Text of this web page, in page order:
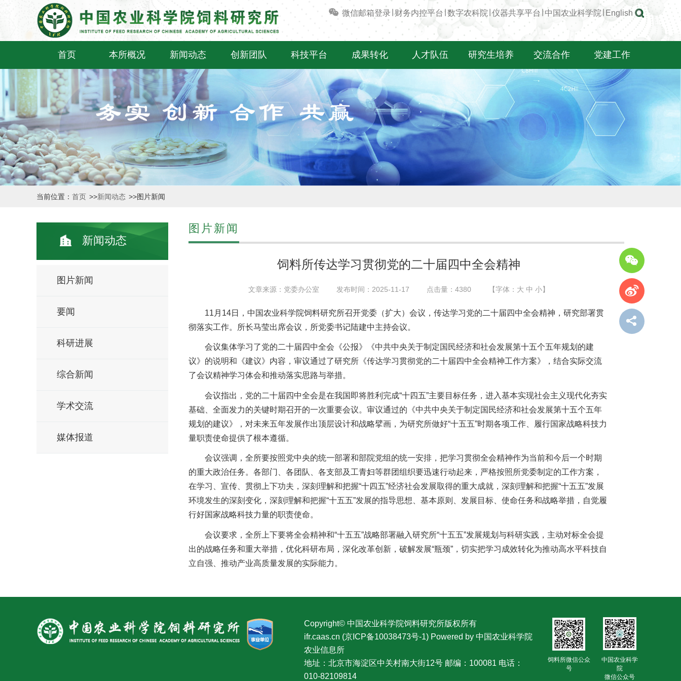
微信邮箱登录 ∣财务内控平台 ∣ 数字农科院 ∣仪器共享平台 ∣中国农业科学院 English
首页 本所概况 新闻动态 创新团队 科技平台 成果转化 人才队伍 研究生培养 交流合作 党建工作
当前位置： 首页 >>新闻动态 >>图片新闻
新闻动态
图片新闻
要闻
科研进展
综合新闻
学术交流
媒体报道
图片新闻
饲料所传达学习贯彻党的二十届四中全会精神
文章来源：党委办公室 发布时间：2025-11-17 点击量： 4380 【字体： 大 中 小】
11月14日，中国农业科学院饲料研究所召开党委（扩大）会议，传达学习党的二十届四中全会精神，研究部署贯
彻落实工作。所长马莹出席会议，所党委书记陆建中主持会议。
会议集体学习了党的二十届四中全会《公报》《中共中央关于制定国民经济和社会发展第十五个五年规划的建
议》的说明和《建议》内容，审议通过了研究所《传达学习贯彻党的二十届四中全会精神工作方案》，结合实际交流
了会议精神学习体会和推动落实思路与举措。
会议指出，党的二十届四中全会是在我国即将胜利完成“十四五”主要目标任务，进入基本实现社会主义现代化夯实
基础、全面发力的关键时期召开的一次重要会议。审议通过的《中共中央关于制定国民经济和社会发展第十五个五年
规划的建议》，对未来五年发展作出顶层设计和战略擘画，为研究所做好“十五五”时期各项工作、履行国家战略科技力
量职责使命提供了根本遵循。
会议强调，全所要按照党中央的统一部署和部院党组的统一安排，把学习贯彻全会精神作为当前和今后一个时期
的重大政治任务。各部门、各团队、各支部及工青妇等群团组织要迅速行动起来，严格按照所党委制定的工作方案，
在学习、宣传、贯彻上下功夫，深刻理解和把握“十四五”经济社会发展取得的重大成就，深刻理解和把握“十五五”发展
环境发生的深刻变化，深刻理解和把握“十五五”发展的指导思想、基本原则、发展目标、使命任务和战略举措，自觉履
行好国家战略科技力量的职责使命。
会议要求，全所上下要将全会精神和“十五五”战略部署融入研究所“十五五”发展规划与科研实践，主动对标全会提
出的战略任务和重大举措，优化科研布局，深化改革创新，破解发展“瓶颈”，切实把学习成效转化为推动高水平科技自
立自强、推动产业高质量发展的实际能力。
饲料所微信公众
号
中国农业科学
院
微信公众号
Copyright© 中国农业科学院饲料研究所版权所有
ifr.caas.cn (京ICP备10038473号-1) Powered by 中国农业科学院
农业信息所
地址：北京市海淀区中关村南大街12号 邮编：100081 电话：
010-82109814